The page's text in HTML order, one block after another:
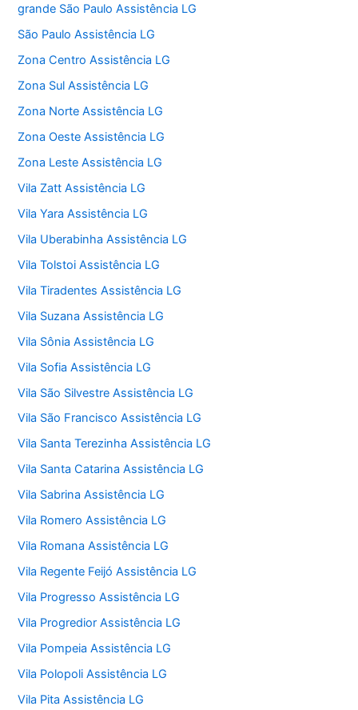
grande São Paulo Assistência LG
São Paulo Assistência LG
Zona Centro Assistência LG
Zona Sul Assistência LG
Zona Norte Assistência LG
Zona Oeste Assistência LG
Zona Leste Assistência LG
Vila Zatt Assistência LG
Vila Yara Assistência LG
Vila Uberabinha Assistência LG
Vila Tolstoi Assistência LG
Vila Tiradentes Assistência LG
Vila Suzana Assistência LG
Vila Sônia Assistência LG
Vila Sofia Assistência LG
Vila São Silvestre Assistência LG
Vila São Francisco Assistência LG
Vila Santa Terezinha Assistência LG
Vila Santa Catarina Assistência LG
Vila Sabrina Assistência LG
Vila Romero Assistência LG
Vila Romana Assistência LG
Vila Regente Feijó Assistência LG
Vila Progresso Assistência LG
Vila Progredior Assistência LG
Vila Pompeia Assistência LG
Vila Polopoli Assistência LG
Vila Pita Assistência LG